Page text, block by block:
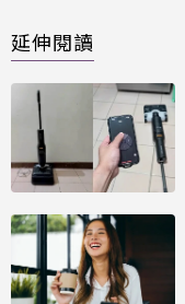
延伸閱讀